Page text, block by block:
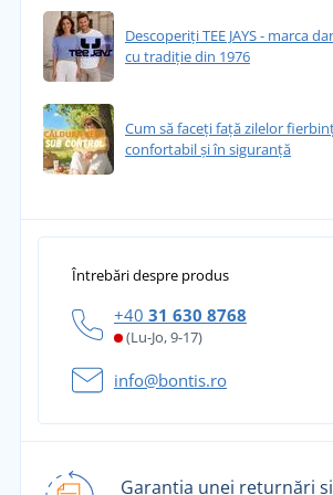
Descoperiți TEE JAYS - marca
cu tradiție din 1976
Cum să faceți față zilelor
confortabil și în siguranță
Întrebări despre produs
+40 31 630 8768
(Lu-Jo, 9-17)
info@bontis.ro
Garanția unei returnări